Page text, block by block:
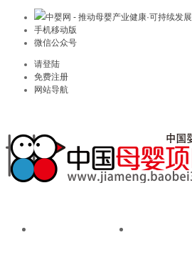
中婴网 - 推动母婴产业健康·可持续发展
手机移动版
微信公众号
请登陆
免费注册
网站导航